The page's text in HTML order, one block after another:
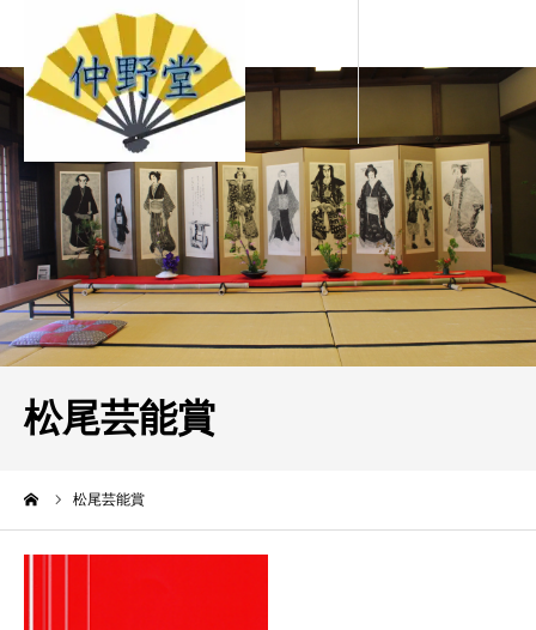
松尾芸能賞
松尾芸能賞